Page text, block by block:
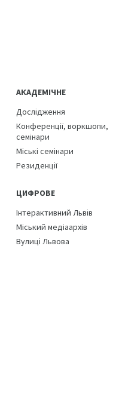
АКАДЕМІЧНЕ
Дослідження
Конференції, воркшопи,
семінари
Міські семінари
Резиденції
ЦИФРОВЕ
Інтерактивний Львів
Міський медіаархів
Вулиці Львова